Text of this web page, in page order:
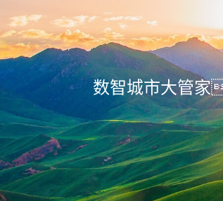
数智城市大管